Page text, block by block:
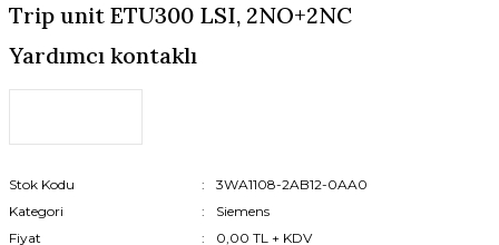
Trip unit ETU300 LSI, 2NO+2NC
Yardımcı kontaklı
Stok Kodu
3WA1108-2AB12-0AA0
Kategori
Siemens
Fiyat
0,00 TL + KDV